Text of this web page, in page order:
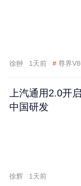
徐翀 1天前 # 尊界
上汽通用2.0开
中国研发
徐辉 1天前